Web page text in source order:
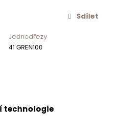
Jednodřezy
41 GREN100
Sdílet
technologie